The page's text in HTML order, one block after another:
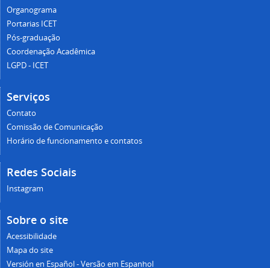
Organograma
Portarias ICET
Pós-graduação
Coordenação Acadêmica
LGPD - ICET
Serviços
Contato
Comissão de Comunicação
Horário de funcionamento e contatos
Redes Sociais
Instagram
Sobre o site
Acessibilidade
Mapa do site
Versión en Español - Versão em Espanhol